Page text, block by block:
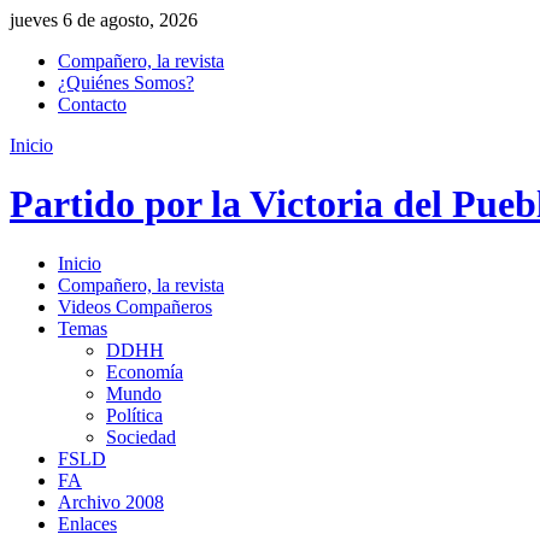
jueves 6 de agosto, 2026
Compañero, la revista
¿Quiénes Somos?
Contacto
Inicio
Partido por la Victoria del
Inicio
Compañero, la revista
Videos Compañeros
Temas
DDHH
Economía
Mundo
Política
Sociedad
FSLD
FA
Archivo 2008
Enlaces